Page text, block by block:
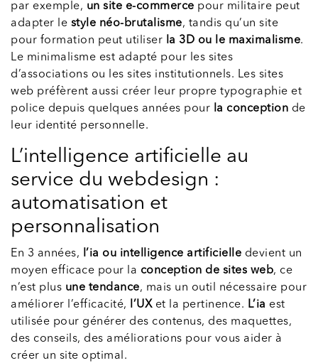
par exemple, un site e-commerce pour militaire peut
adapter le style néo-brutalisme, tandis qu’un site
pour formation peut utiliser la 3D ou le maximalisme.
Le minimalisme est adapté pour les sites
d’associations ou les sites institutionnels. Les sites
web préfèrent aussi créer leur propre typographie et
police depuis quelques années pour la conception de
leur identité personnelle.
L’intelligence artificielle au
service du webdesign :
automatisation et
personnalisation
En 3 années, l’ia ou intelligence artificielle devient un
moyen efficace pour la conception de sites web, ce
n’est plus une tendance, mais un outil nécessaire pour
améliorer l’efficacité, l’UX et la pertinence. L’ia est
utilisée pour générer des contenus, des maquettes,
des conseils, des améliorations pour vous aider à
créer un site optimal.